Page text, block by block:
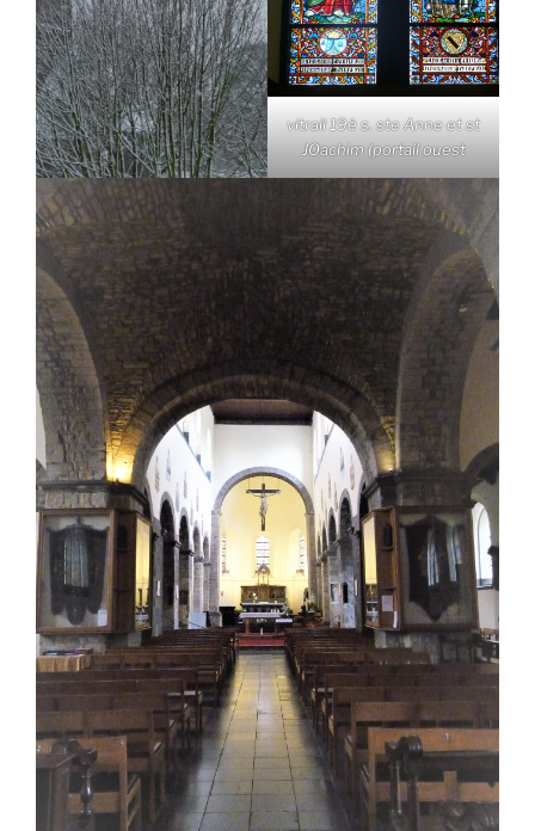
vitrail 19è s. ste Anne et st
JOachim (portail ouest